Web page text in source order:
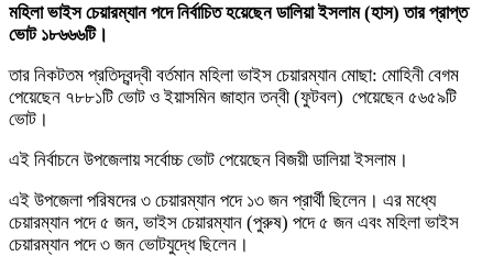
মহিলা ভাইস চেয়ারম্যান পদে নির্বাচিত হয়েছেন ডালিয়া ইসলাম (হাস) তার প্রাপ্ত
ভোট ১৮৬৬৬টি।
তার নিকটতম প্রতিদ্বন্দ্বী বর্তমান মহিলা ভাইস চেয়ারম্যান মোছা: মোহিনী বেগম
পেয়েছেন ৭৮৮১টি ভোট ও ইয়াসমিন জাহান তন্বী (ফুটবল) পেয়েছেন ৫৬৫৯টি
ভোট।
এই নির্বাচনে উপজেলায় সর্বোচ্চ ভোট পেয়েছেন বিজয়ী ডালিয়া ইসলাম।
এই উপজেলা পরিষদের ৩ চেয়ারম্যান পদে ১৩ জন প্রার্থী ছিলেন। এর মধ্যে
চেয়ারম্যান পদে ৫ জন, ভাইস চেয়ারম্যান (পুরুষ) পদে ৫ জন এবং মহিলা ভাইস
চেয়ারম্যান পদে ৩ জন ভোটযুদ্ধে ছিলেন।